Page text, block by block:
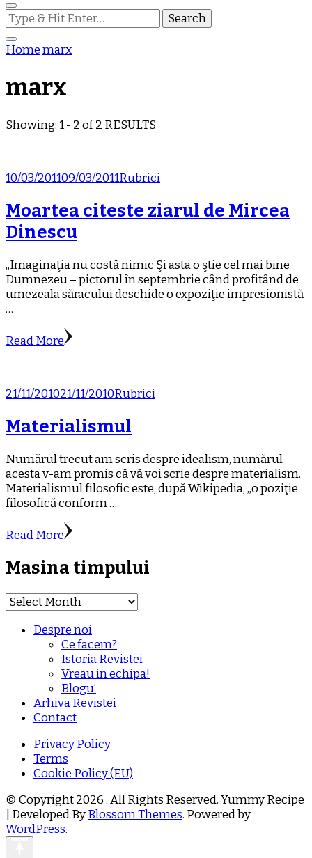
Looking
for
Something?
Homemarx
marx
Showing: 1 - 2 of 2 RESULTS
10/03/201109/03/2011Rubrici
Moartea citeste ziarul de Mircea
Dinescu
„Imaginaţia nu costă nimic Şi asta o ştie cel mai bine
Dumnezeu – pictorul în septembrie când profitând de
umezeala săracului deschide o expoziţie impresionistă
…
Read More
21/11/201021/11/2010Rubrici
Materialismul
Numărul trecut am scris despre idealism, numărul
acesta v-am promis că vă voi scrie despre materialism.
Materialismul filosofic este, după Wikipedia, „o poziţie
filosofică conform …
Read More
Masina timpului
Masina
timpului
Despre noi
Ce facem?
Istoria Revistei
Vreau in echipa!
Blogu’
Arhiva Revistei
Contact
Privacy Policy
Terms
Cookie Policy (EU)
© Copyright 2026. All Rights Reserved.Yummy Recipe
| Developed ByBlossom Themes. Powered by
WordPress.